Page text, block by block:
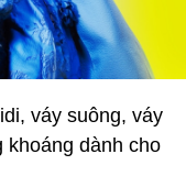
váy suông, váy
dành cho